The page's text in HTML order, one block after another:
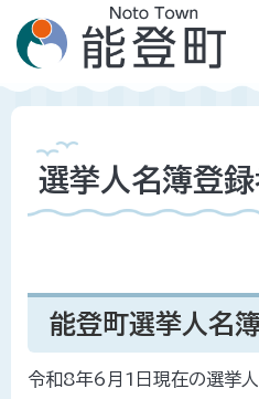
選挙人名簿登
能登町選挙人名
令和8年6月1日現在の選挙